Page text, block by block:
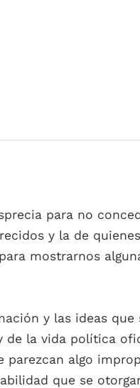
para no
y la de
mostrarnos
y las ideas que
de la vida política
algo
que se